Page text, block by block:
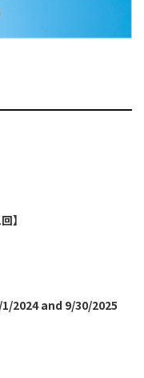
】
2024 and 9/30/2025